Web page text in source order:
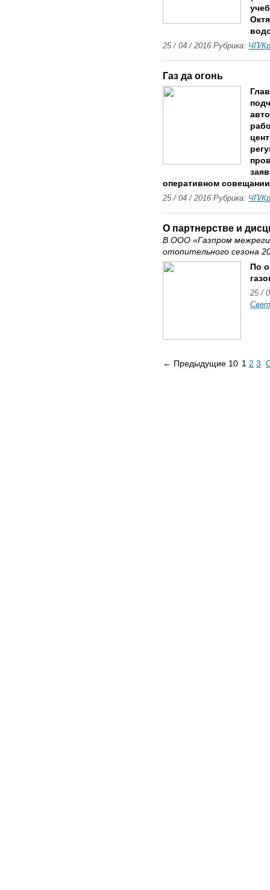
25 / 04 / 2016 Рубрика: ЧП/
Газ да огонь
оперативном
25 / 04 / 2016 Рубрика: ЧП/
О партнерстве и
В ООО «Газпром
отопительного сезона
По
25 /
← Предыдущие 10 1 2 3